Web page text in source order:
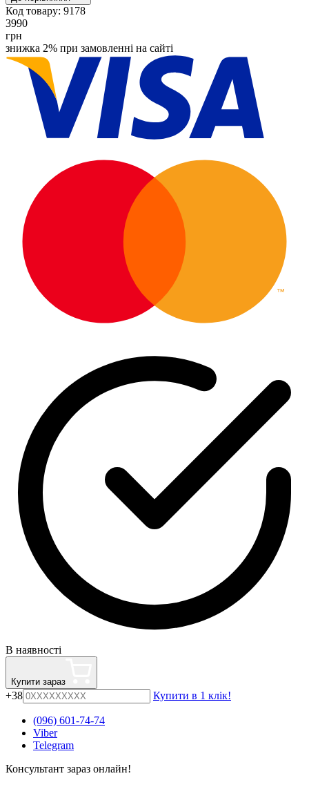
Код товару: 9178
3990
грн
знижка 2% при замовленні на сайті
В наявності
Купити зараз
+38 Купити в 1 клік!
(096) 601-74-74
Viber
Telegram
Консультант зараз онлайн!